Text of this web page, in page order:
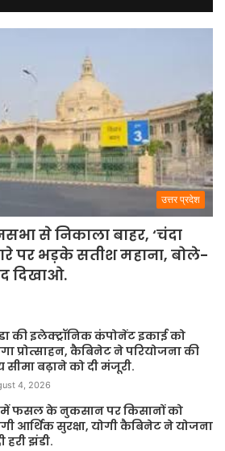
उत्तर प्रदेश
से निकाला बाहर, ‘चंदा
पर भड़के सतीश महाना, बोले-
दिखाओ.
की इलेक्ट्रॉनिक कंपोनेंट इकाई को
प्रोत्साहन, कैबिनेट ने परियोजना की
बढ़ाने को दी मंजूरी.
4, 2026
में फसल के नुकसान पर किसानों को
आर्थिक सुरक्षा, योगी कैबिनेट ने योजना
हरी झंडी.